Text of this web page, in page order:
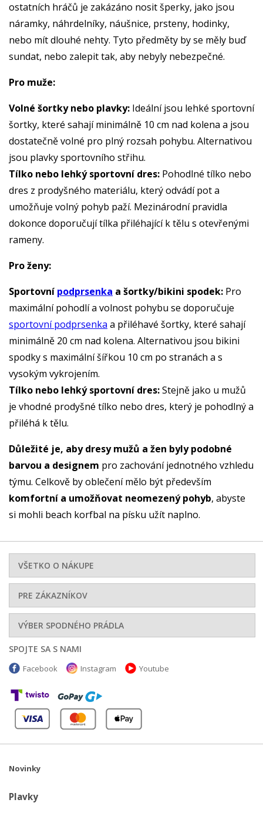
ostatních hráčů je zakázáno nosit šperky, jako jsou
náramky, náhrdelníky, náušnice, prsteny, hodinky,
nebo mít dlouhé nehty. Tyto předměty by se měly buď
sundat, nebo zalepit tak, aby nebyly nebezpečné.
Pro muže:
Volné šortky nebo plavky: Ideální jsou lehké sportovní
šortky, které sahají minimálně 10 cm nad kolena a jsou
dostatečně volné pro plný rozsah pohybu. Alternativou
jsou plavky sportovního střihu.
Tílko nebo lehký sportovní dres: Pohodlné tílko nebo
dres z prodyšného materiálu, který odvádí pot a
umožňuje volný pohyb paží. Mezinárodní pravidla
dokonce doporučují tílka přiléhající k tělu s otevřenými
rameny.
Pro ženy:
Sportovní podprsenka a šortky/bikini spodek: Pro
maximální pohodlí a volnost pohybu se doporučuje
sportovní podprsenka a přiléhavé šortky, které sahají
minimálně 20 cm nad kolena. Alternativou jsou bikini
spodky s maximální šířkou 10 cm po stranách a s
vysokým vykrojením.
Tílko nebo lehký sportovní dres:Stejně jako u mužů
je vhodné prodyšné tílko nebo dres, který je pohodlný a
přiléhá k tělu.
Důležité je, aby dresy mužů a žen byly podobné
barvou a designem pro zachování jednotného vzhledu
týmu. Celkově by oblečení mělo být především
komfortní a umožňovat neomezený pohyb, abyste
si mohli beach korfbal na písku užít naplno.
VŠETKO O NÁKUPE
PRE ZÁKAZNÍKOV
VÝBER SPODNÉHO PRÁDLA
SPOJTE SA S NAMI
Facebook Instagram Youtube
Novinky
Plavky